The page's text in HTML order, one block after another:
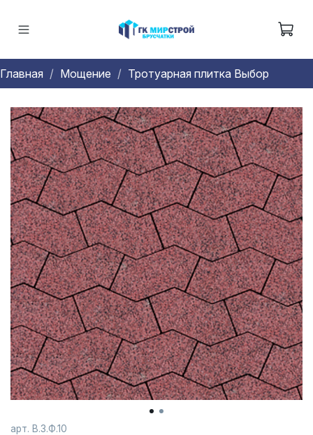
Главная Мощение Тротуарная плитка Выбор
арт. В.3.Ф.10